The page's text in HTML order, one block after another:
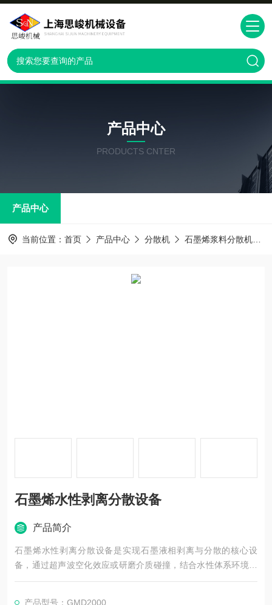
产品中心
PRODUCTS CNTER
产品中心
当前位置： 首页 产品中心 分散机 石墨烯浆料分散机
石墨烯水性剥离分散设备
产品简介
石墨烯水性剥离分散设备是实现石墨液相剥离与分散的核心设
备，通过超声波空化效应或研磨介质碰撞，结合水性体系环境，
将石墨逐层剥离为单层或多层石墨烯，并破解团聚难题。其适配
产品型号：GMD2000